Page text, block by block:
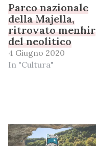
Parco nazionale
della Majella,
ritrovato menhir
del neolitico
4 Giugno 2020
In "Cultura"